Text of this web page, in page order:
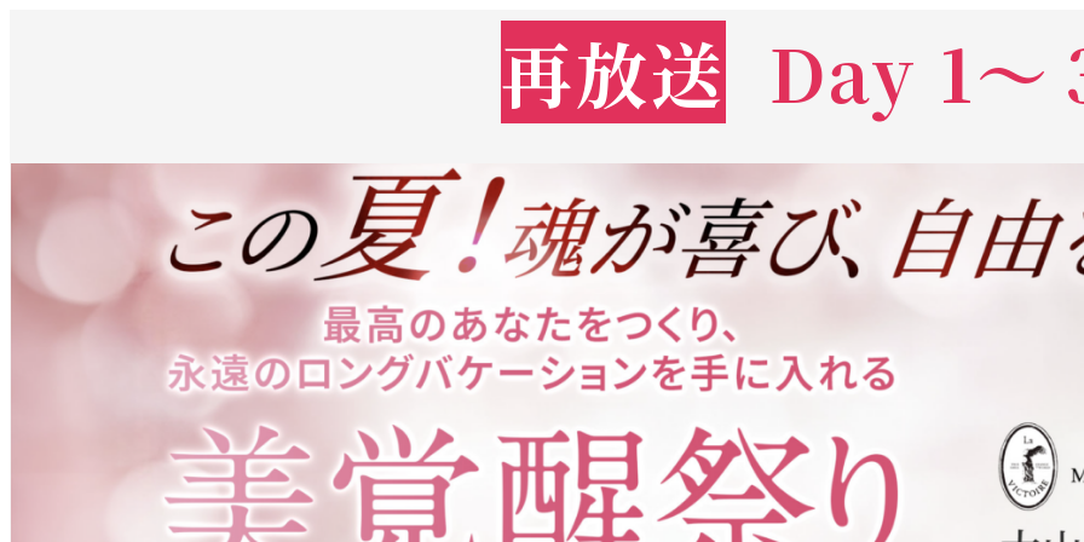
再放送 Day 1～